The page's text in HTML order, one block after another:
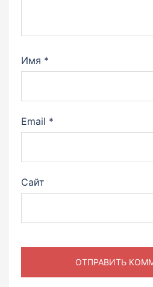
Имя *
Email *
Сайт